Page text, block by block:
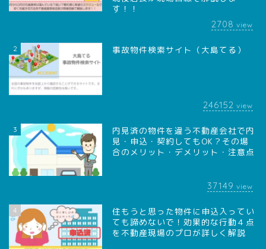
す！！
2708 view
2 事故物件検索サイト（大島てる）
246152 view
3
内見済の物件を違う不動産会社で内
見・申込・契約してもOK？その場
合のメリット・デメリット・注意点
37149 view
4
住もうと思った物件に申込入ってい
ても諦めないで！効果的な行動４点
を不動産現場のプロが詳しく解説